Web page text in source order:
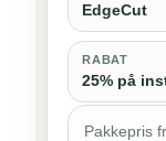
EdgeCut
RABAT
25% på
Pakkepris